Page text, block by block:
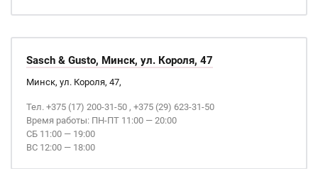
Sasch & Gusto, Минск, ул. Короля, 47
Минск, ул. Короля, 47,
Тел. +375 (17) 200-31-50 , +375 (29) 623-31-50
Время работы: ПН-ПТ 11:00 — 20:00
СБ 11:00 — 19:00
ВС 12:00 — 18:00